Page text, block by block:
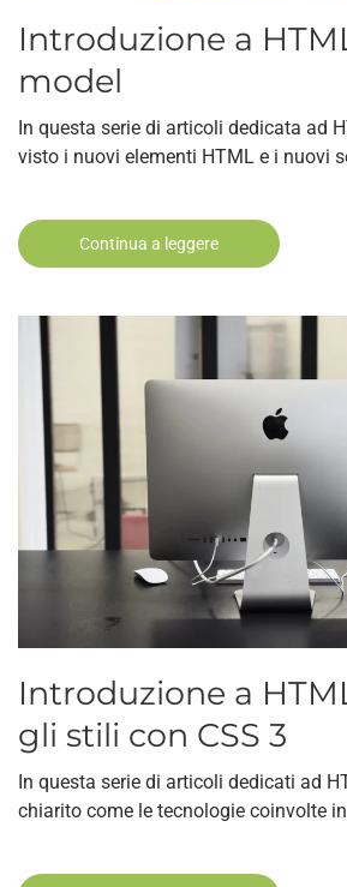
Introduzione a
model
In questa serie di articoli dedicata ad
visto i nuovi elementi HTML e i nuovi
Continua a leggere
Introduzione a
gli stili con CSS 3
In questa serie di articoli dedicati ad
chiarito come le tecnologie coinvolte